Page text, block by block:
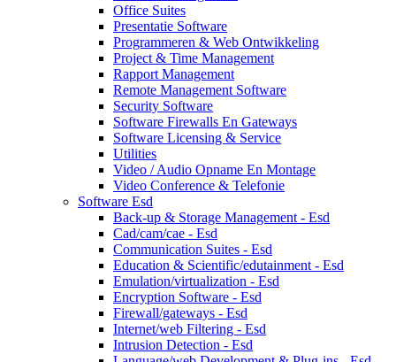
Office Suites
Presentatie Software
Programmeren & Web Ontwikkeling
Project & Time Management
Rapport Management
Remote Management Software
Security Software
Software Firewalls En Gateways
Software Licensing & Service
Utilities
Video / Audio Opname En Montage
Video Conference & Telefonie
Software Esd
Back-up & Storage Management - Esd
Cad/cam/cae - Esd
Communication Suites - Esd
Education & Scientific/edutainment - Esd
Emulation/virtualization - Esd
Encryption Software - Esd
Firewall/gateways - Esd
Internet/web Filtering - Esd
Intrusion Detection - Esd